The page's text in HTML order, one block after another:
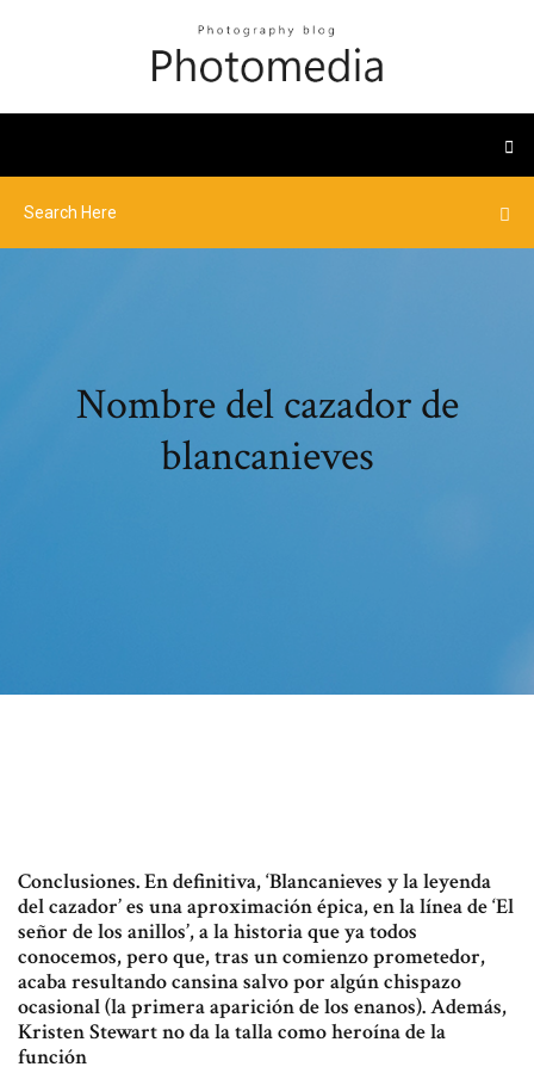
Nombre del cazador de
blancanieves
Conclusiones. En definitiva, ‘Blancanieves y la leyenda
del cazador’ es una aproximación épica, en la línea de ‘El
señor de los anillos’, a la historia que ya todos
conocemos, pero que, tras un comienzo prometedor,
acaba resultando cansina salvo por algún chispazo
ocasional (la primera aparición de los enanos). Además,
Kristen Stewart no da la talla como heroína de la
función